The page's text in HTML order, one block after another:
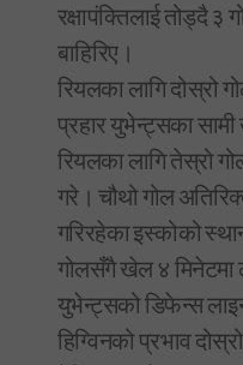
रक्षापंक्तिलाई तोड्दै
बाहिरिए।
रियलका लागि दोस्रो
प्रहार युभेन्ट्सका
रियलका लागि तेस्रो
गरे। चौथो गोल
गरिरहेका इस्कोको
गोलसँगै खेल ४ मिनेटमा
युभेन्ट्सको डिफेन्स
हिग्विनको प्रभाव